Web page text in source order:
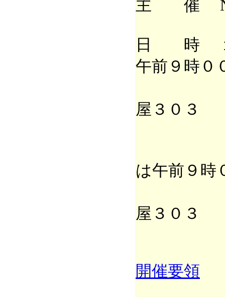
主 催
日 時 １
午前９時０
屋３０３
は午前９時
屋３０３
開催要領